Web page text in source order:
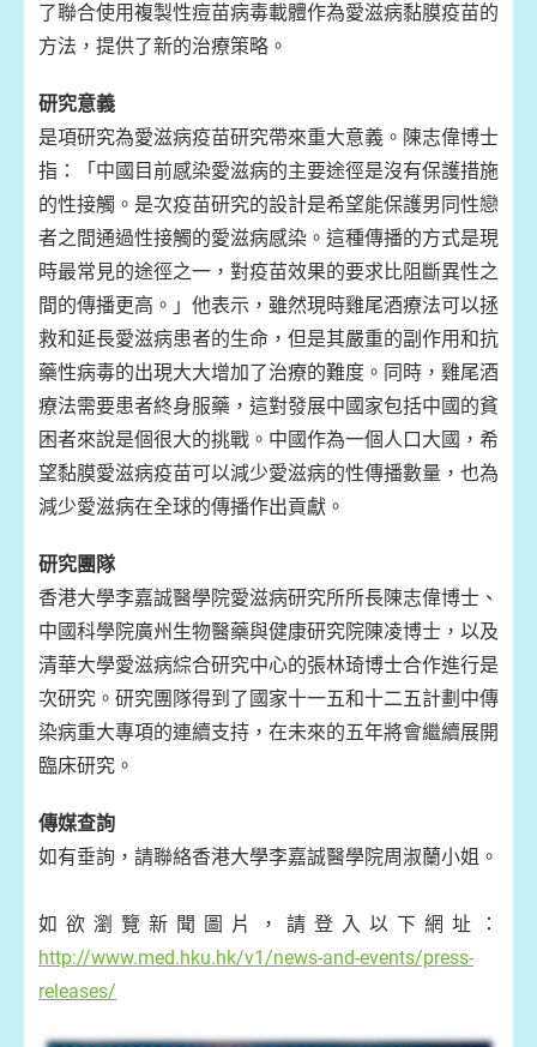
了聯合使用複製性痘苗病毒載體作為愛滋病黏膜疫苗的
方法，提供了新的治療策略。
研究意義
是項研究為愛滋病疫苗研究帶來重大意義。陳志偉博士
指：「中國目前感染愛滋病的主要途徑是沒有保護措施
的性接觸。是次疫苗研究的設計是希望能保護男同性戀
者之間通過性接觸的愛滋病感染。這種傳播的方式是現
時最常見的途徑之一，對疫苗效果的要求比阻斷異性之
間的傳播更高。」他表示，雖然現時雞尾酒療法可以拯
救和延長愛滋病患者的生命，但是其嚴重的副作用和抗
藥性病毒的出現大大增加了治療的難度。同時，雞尾酒
療法需要患者終身服藥，這對發展中國家包括中國的貧
困者來說是個很大的挑戰。中國作為一個人口大國，希
望黏膜愛滋病疫苗可以減少愛滋病的性傳播數量，也為
減少愛滋病在全球的傳播作出貢獻。
研究團隊
香港大學李嘉誠醫學院愛滋病研究所所長陳志偉博士、
中國科學院廣州生物醫藥與健康研究院陳凌博士，以及
清華大學愛滋病綜合研究中心的張林琦博士合作進行是
次研究。研究團隊得到了國家十一五和十二五計劃中傳
染病重大專項的連續支持，在未來的五年將會繼續展開
臨床研究。
傳媒查詢
如有垂詢，請聯絡香港大學李嘉誠醫學院周淑蘭小姐。
如欲瀏覽新聞圖片，請登入以下網址：
http://www.med.hku.hk/v1/news-and-events/press-
releases/